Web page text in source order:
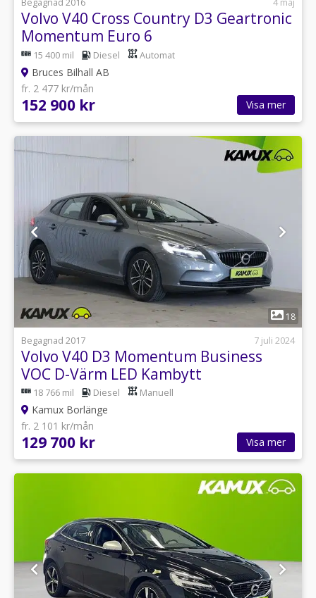
Begagnad 2016 4 maj
Volvo V40 Cross Country D3 Geartronic
Momentum Euro 6
15 400 mil Diesel Automat
Bruces Bilhall AB
fr. 2 477 kr/mån
152 900 kr Visa mer
1
18
Begagnad 2017
7 juli 2024
Volvo V40 D3 Momentum Business
VOC D-Värm LED Kambytt
18 766 mil Diesel Manuell
Kamux Borlänge
fr. 2 101 kr/mån
129 700 kr Visa mer